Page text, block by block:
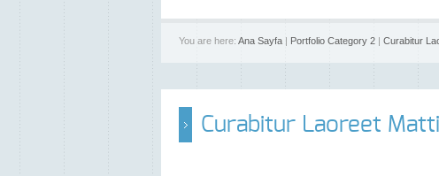
You are here: Ana Sayfa | Portfolio Category 2 | Curabitur
Curabitur Laoreet